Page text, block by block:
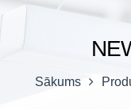
Sākums